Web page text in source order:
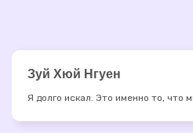
Зуй Хюй Нгуен
Я долго искал. Это именно то, что